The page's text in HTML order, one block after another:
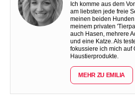
Ich komme aus dem
am liebsten jede freie
meinen beiden
meinem privaten
auch Hasen, mehrere
und eine Katze. Als
fokussiere ich mich auf
Haustierprodukte.
MEHR ZU EMILIA